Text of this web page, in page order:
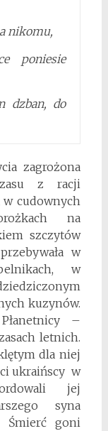
nikomu,
poniesie
dzban, do
zagrożona
z racji
w cudownych
na
szczytów
w
w
kuzynów.
–
letnich.
dla niej
ukraińscy w
jej
syna
Śmierć goni